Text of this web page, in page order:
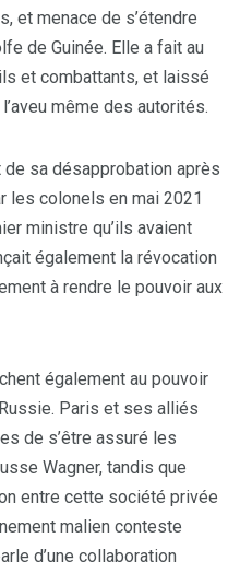
et menace de s’étendre
de Guinée. Elle a fait au
et combattants, et laissé
même des autorités.
sa désapprobation après
les colonels en mai 2021
ministre qu’ils avaient
également la révocation
à rendre le pouvoir aux
également au pouvoir
Paris et ses alliés
de s’être assuré les
Wagner, tandis que
entre cette société privée
malien conteste
d’une collaboration